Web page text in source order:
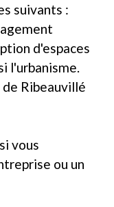
suivants :
d'espaces
l'urbanisme.
Ribeauvillé
vous
ou un